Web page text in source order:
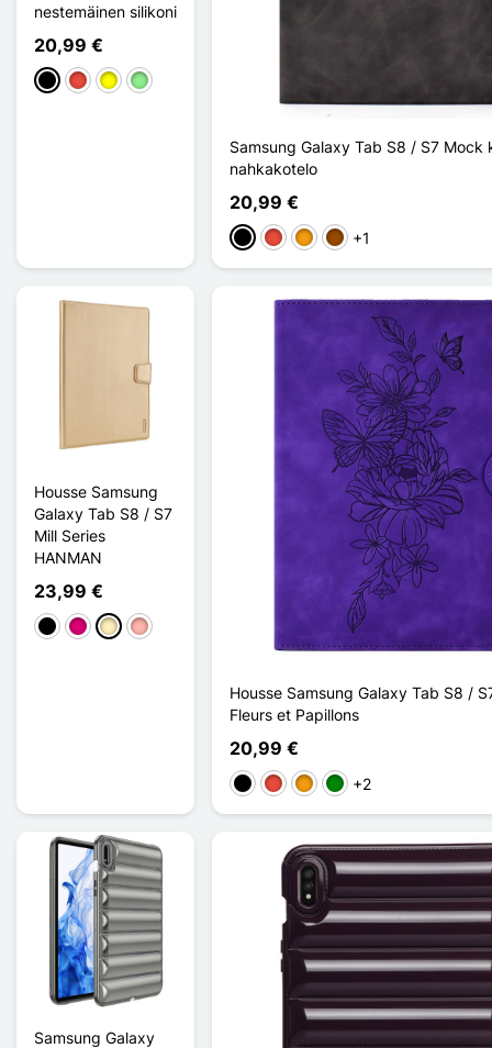
nestemäinen silikoni
20,99 €
MustaPunainen
KeltainenVert clair
Samsung Galaxy Tab S8 / S7 Mock
nahkakotelo
20,99 €
MustaPunainen
OranssiRuskea
+1
Housse Samsung
Galaxy Tab S8 / S7
Mill Series
HANMAN
23,99 €
MustaMagenta
DoréOr Rose
Housse Samsung Galaxy Tab S8 /
Fleurs et Papillons
20,99 €
MustaPunainen
OranssiVihreä
+2
Samsung Galaxy